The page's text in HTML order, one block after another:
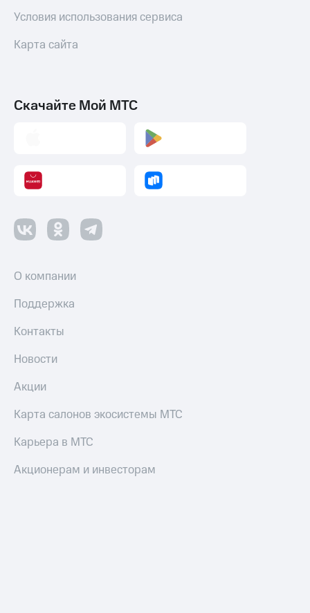
скидки
Все
Условия использования сервиса
Карта сайта
Скачайте Мой МТС
О компании
Поддержка
Контакты
Новости
Акции
Карта салонов экосистемы МТС
Карьера в МТС
Акционерам и инвесторам